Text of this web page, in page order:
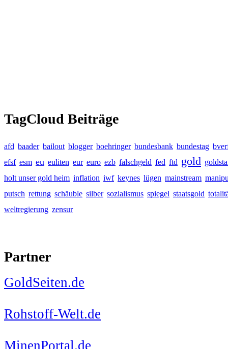
TagCloud Beiträge
afd baader bailout blogger boehringer bundesbank bundestag
efsf esm eu euliten eur euro ezb falschgeld fed ftd gold
holt unser gold heim inflation iwf keynes lügen mainstream
putsch rettung schäuble silber sozialismus spiegel staatsgold
weltregierung zensur
Partner
GoldSeiten.de
Rohstoff-Welt.de
MinenPortal.de